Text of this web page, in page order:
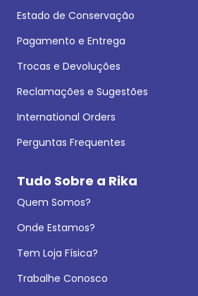
Estado de Conservação
Pagamento e Entrega
Trocas e Devoluções
Reclamações e Sugestões
International Orders
Perguntas Frequentes
Tudo Sobre a Rika
Quem Somos?
Onde Estamos?
Tem Loja Física?
Trabalhe Conosco